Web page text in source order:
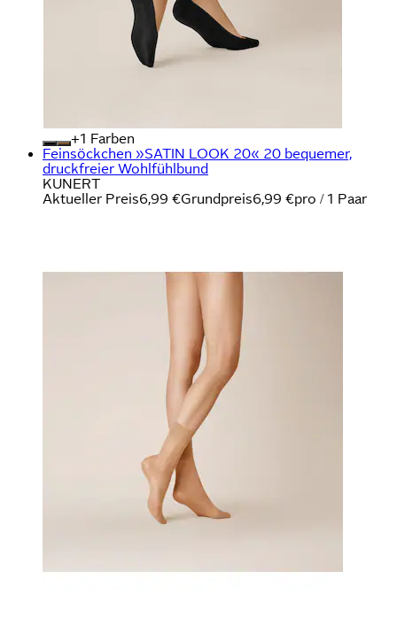
+
Farben
Feinsöckchen »SATIN LOOK 20« 20 bequemer,
druckfreier Wohlfühlbund
KUNERT
Aktueller Preis6,99 €Grundpreis6,99 €pro / 1 Paar